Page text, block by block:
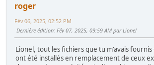
roger
Fév 06, 2025, 02:52 PM
Dernière édition: Fév 07, 2025, 09:59 AM par Lionel
Lionel, tout les fichiers que tu m'avais fournis
ont été installés en remplacement de ceux